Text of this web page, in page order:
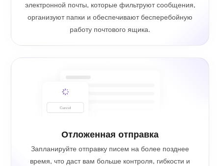
электронной почты, которые фильтруют сообщения,
организуют папки и обеспечивают бесперебойную
работу почтового ящика.
Отложенная отправка
Запланируйте отправку писем на более позднее
время, что даст вам больше контроля, гибкости и